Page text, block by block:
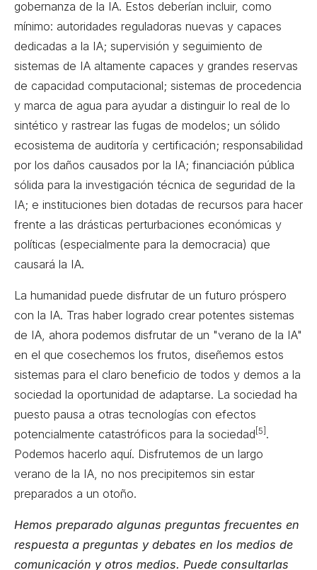
gobernanza de la IA. Estos deberían incluir, como
mínimo: autoridades reguladoras nuevas y capaces
dedicadas a la IA; supervisión y seguimiento de
sistemas de IA altamente capaces y grandes reservas
de capacidad computacional; sistemas de procedencia
y marca de agua para ayudar a distinguir lo real de lo
sintético y rastrear las fugas de modelos; un sólido
ecosistema de auditoría y certificación; responsabilidad
por los daños causados por la IA; financiación pública
sólida para la investigación técnica de seguridad de la
IA; e instituciones bien dotadas de recursos para hacer
frente a las drásticas perturbaciones económicas y
políticas (especialmente para la democracia) que
causará la IA.
La humanidad puede disfrutar de un futuro próspero
con la IA. Tras haber logrado crear potentes sistemas
de IA, ahora podemos disfrutar de un "verano de la IA"
en el que cosechemos los frutos, diseñemos estos
sistemas para el claro beneficio de todos y demos a la
sociedad la oportunidad de adaptarse. La sociedad ha
puesto pausa a otras tecnologías con efectos
potencialmente catastróficos para la sociedad [5] .
Podemos hacerlo aquí. Disfrutemos de un largo
verano de la IA, no nos precipitemos sin estar
preparados a un otoño.
Hemos preparado algunas preguntas frecuentes en
respuesta a preguntas y debates en los medios de
comunicación y otros medios. Puede consultarlas